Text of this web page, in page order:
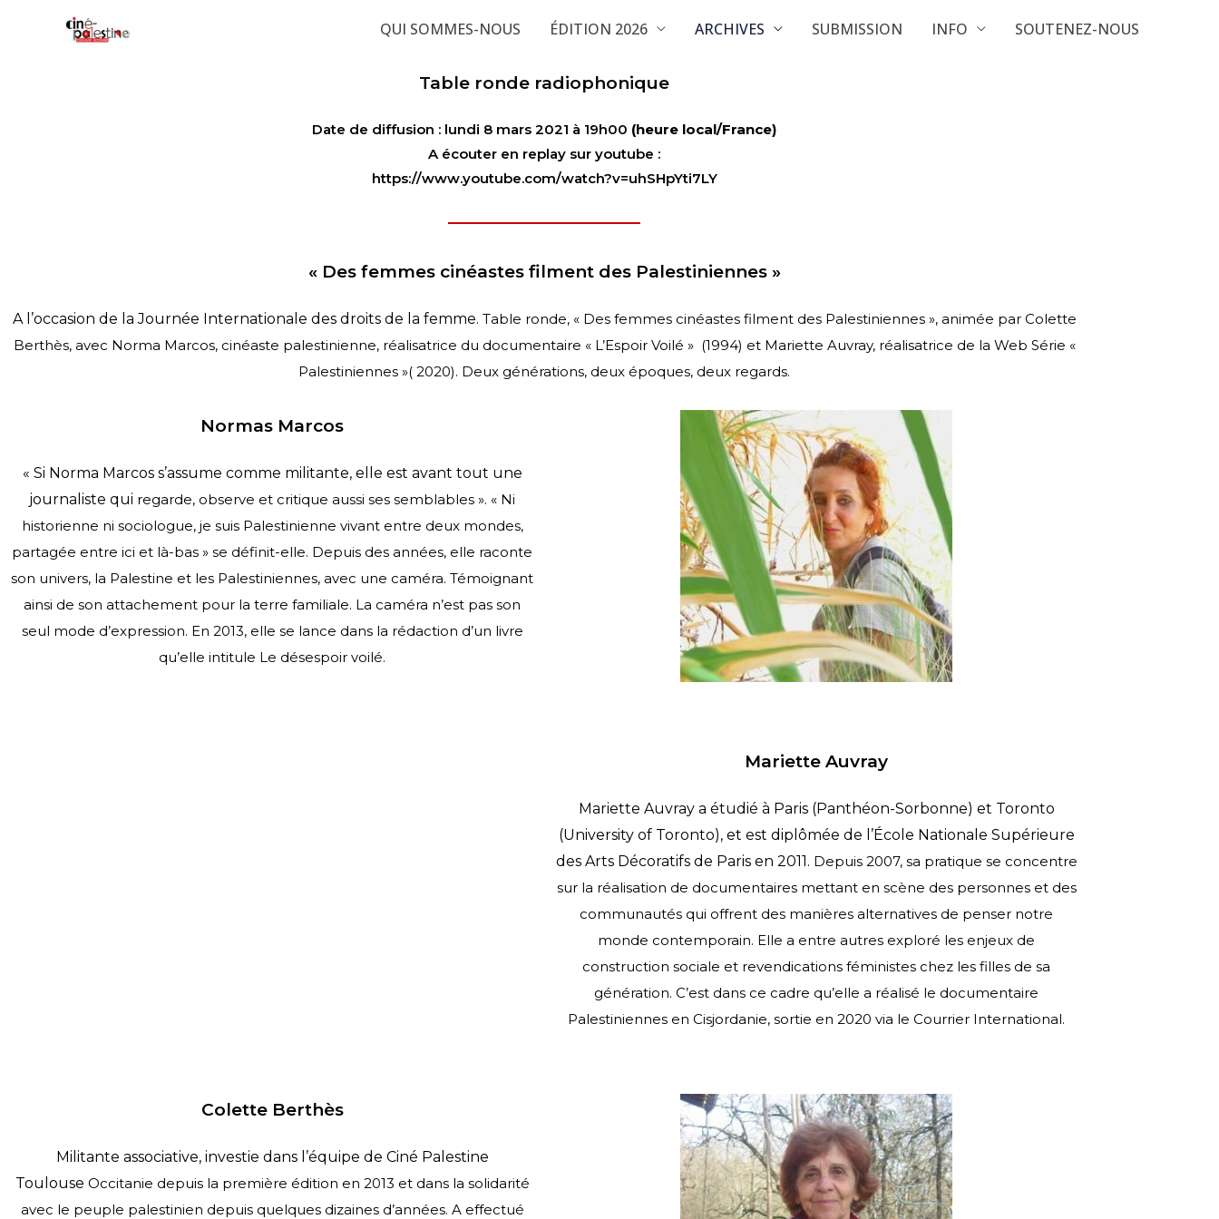
QUI SOMMES-NOUS ÉDITION 2026 ARCHIVES SUBMISSION INFO SOUTENEZ-NOUS
Table ronde radiophonique
Date de diffusion : lundi 8 mars 2021 à 19h00 (heure local/France)
A écouter en replay sur youtube :
https://www.youtube.com/watch?v=uhSHpYti7LY
« Des femmes cinéastes filment des Palestiniennes »
A l’occasion de la Journée Internationale des droits de la femme. Table ronde, « Des femmes cinéastes filment des Palestiniennes », animée par Colette
Berthès, avec Norma Marcos, cinéaste palestinienne, réalisatrice du documentaire « L’Espoir Voilé » (1994) et Mariette Auvray, réalisatrice de la Web Série «
Palestiniennes »( 2020). Deux générations, deux époques, deux regards.
Normas Marcos
« Si Norma Marcos s’assume comme militante, elle est avant tout une
journaliste qui regarde, observe et critique aussi ses semblables ». « Ni
historienne ni sociologue, je suis Palestinienne vivant entre deux mondes,
partagée entre ici et là-bas » se définit-elle. Depuis des années, elle raconte
son univers, la Palestine et les Palestiniennes, avec une caméra. Témoignant
ainsi de son attachement pour la terre familiale. La caméra n’est pas son
seul mode d’expression. En 2013, elle se lance dans la rédaction d’un livre
qu’elle intitule Le désespoir voilé.
Mariette Auvray
Mariette Auvray a étudié à Paris (Panthéon-Sorbonne) et Toronto
(University of Toronto), et est diplômée de l’École Nationale Supérieure
des Arts Décoratifs de Paris en 2011. Depuis 2007, sa pratique se concentre
sur la réalisation de documentaires mettant en scène des personnes et des
communautés qui offrent des manières alternatives de penser notre
monde contemporain. Elle a entre autres exploré les enjeux de
construction sociale et revendications féministes chez les filles de sa
génération. C’est dans ce cadre qu’elle a réalisé le documentaire
Palestiniennes en Cisjordanie, sortie en 2020 via le Courrier International.
Colette Berthès
Militante associative, investie dans l’équipe de Ciné Palestine
Toulouse Occitanie depuis la première édition en 2013 et dans la solidarité
avec le peuple palestinien depuis quelques dizaines d’années. A effectué